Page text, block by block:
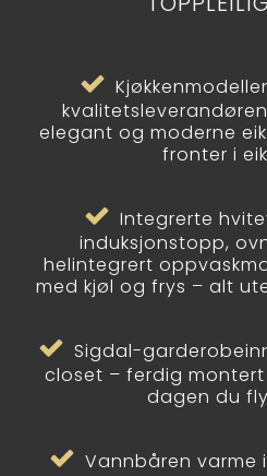
elegant og moderne
fronter i
Integrerte
induksjonstopp,
helintegrert
med kjøl og frys – alt
Sigdal-
closet – ferdig
dagen du
Vannbåren varme